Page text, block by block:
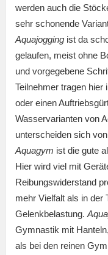
werden auch die
sehr schonende
Aquajogging ist da
gelaufen, meist ohne
und vorgegebene
Teilnehmer tragen
oder einen
Wasservarianten von
unterscheiden sich
Aquagym ist die gute
Hier wird viel mit
Reibungswiderstand
mehr Vielfalt als in der
Gelenkbelastung.
Gymnastik mit
als bei den reinen